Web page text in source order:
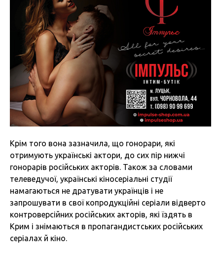
Крім того вона зазначила, що гонорари, які
отримують українські актори, до сих пір нижчі
гонорарів російських акторів. Також за словами
телеведучої, українські кіносеріальні студії
намагаються не дратувати українців і не
запрошувати в свої копродукційні серіали відверто
контроверсійних російських акторів, які їздять в
Крим і знімаються в пропагандистських російських
серіалах й кіно.